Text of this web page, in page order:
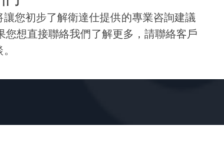
讓您初步了解衛達仕提供的專業咨詢建議
想直接聯絡我們了解更多，請聯絡客戶